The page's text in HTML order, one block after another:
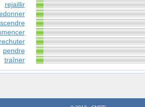
rejaillir
rechuter
pendre
traîner